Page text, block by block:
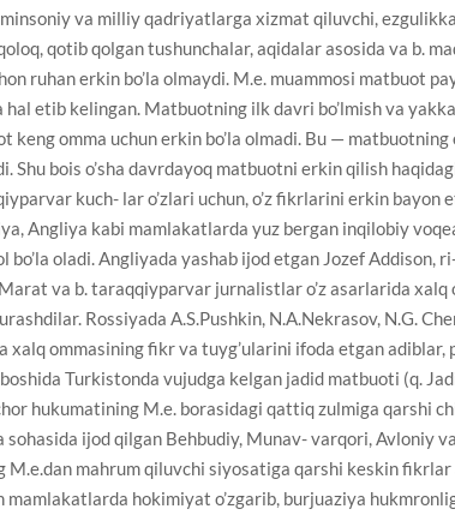
va milliy qadriyatlarga xizmat qiluvchi,
qotib qolgan tushunchalar, aqidalar asosida va b.
ruhan erkin bo’la olmaydi. M.e. muammosi matbuot
etib kelingan. Matbuotning ilk davri bo’lmish va
keng omma uchun erkin bo’la olmadi. Bu —
Shu bois o’sha davrdayoq matbuotni erkin qilish
kuch- lar o’zlari uchun, o’z fikrlarini erkin bayon
Angliya kabi mamlakatlarda yuz bergan inqilobiy
bo’la oladi. Angliyada yashab ijod etgan Jozef Addison,
va b. taraqqiyparvar jurnalistlar o’z asarlarida
Rossiyada A.S.Pushkin, N.A.Nekrasov, N.G.
xalq ommasining fikr va tuyg’ularini ifoda etgan
Turkistonda vujudga kelgan jadid matbuoti (q.
hukumatining M.e. borasidagi qattiq zulmiga qarshi
ijod qilgan Behbudiy, Munav- varqori, Avloniy
mahrum qiluvchi siyosatiga qarshi keskin
hokimiyat o’zgarib, burjuaziya